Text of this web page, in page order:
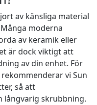
av känsliga material
moderna
av keramik eller
är dock viktigt att
av din enhet. För
vi Sun
så att
långvarig skrubbning.